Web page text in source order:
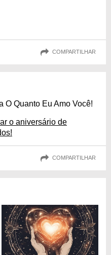
COMPARTILHAR
O Quanto Eu Amo Você!
o aniversário de
COMPARTILHAR